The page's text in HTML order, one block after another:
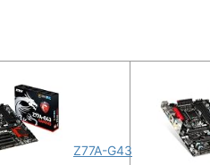
Z77A-G43